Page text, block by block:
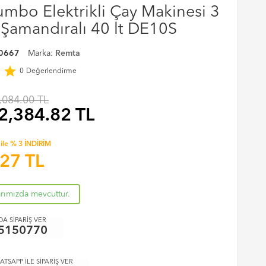
Elektrikli Çay Makinesi 3
40 lt DE10S
Marka: Remta
star 0 Değerlendirme
TL
TL
% 3 İNDİRİM
TL
mevcuttur.
SİPARİŞ VER
İLE SİPARİŞ VER